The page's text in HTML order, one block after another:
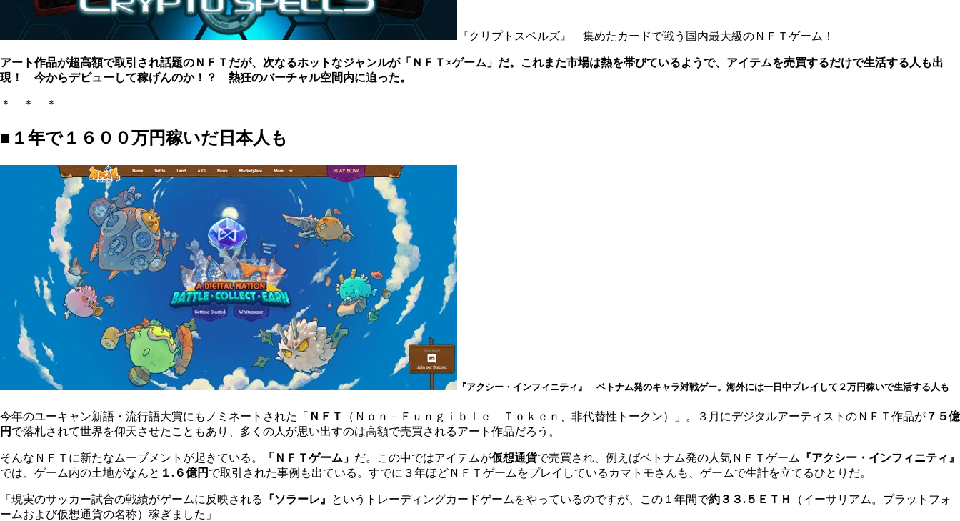
『クリプトスペルズ』 集めたカードで戦う国内最大級のＮＦＴゲーム！
アート作品が超高額で取引され話題のＮＦＴだが、次なるホットなジャンルが「ＮＦＴ×ゲーム」だ。これまた市場は熱を帯びているようで、アイテムを売買するだけで生活する人も出
現！ 今からデビューして稼げんのか！？ 熱狂のバーチャル空間内に迫った。
＊ ＊ ＊
■１年で１６００万円稼いだ日本人も
『アクシー・インフィニティ』 ベトナム発のキャラ対戦ゲー。海外には一日中プレイして２万円稼いで生活する人も
今年のユーキャン新語・流行語大賞にもノミネートされた「 ＮＦＴ （Ｎｏｎ－Ｆｕｎｇｉｂｌｅ Ｔｏｋｅｎ、非代替性トークン）」。３月にデジタルアーティストのＮＦＴ作品が ７５億
円 で落札されて世界を仰天させたこともあり、多くの人が思い出すのは高額で売買されるアート作品だろう。
そんなＮＦＴに新たなムーブメントが起きている。 「ＮＦＴゲーム」 だ。この中ではアイテムが仮想通貨で売買され、例えばベトナム発の人気ＮＦＴゲーム
『アクシー・インフィニティ』
では、ゲーム内の土地がなんと １.６億円 で取引された事例も出ている。すでに３年ほどＮＦＴゲームをプレイしているカマトモさんも、ゲームで生計を立てるひとりだ。
「現実のサッカー試合の戦績がゲームに反映される 『ソラーレ』 というトレーディングカードゲームをやっているのですが、この１年間で約３３.５ＥＴＨ
（イーサリアム。プラットフォ
ームおよび仮想通貨の名称）稼ぎました」